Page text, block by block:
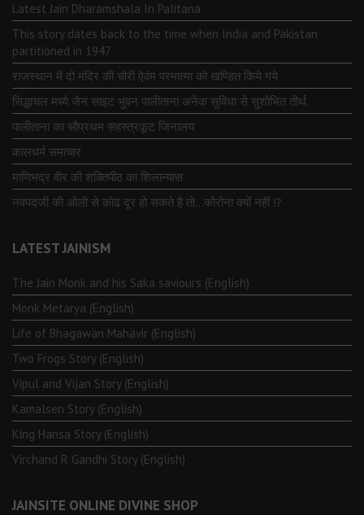
Latest Jain Dharamshala In Palitana
This story dates back to the time when India and Pakistan
partitioned in 1947
राजस्थान में दो मंदिर की चोरी ऐवंम परमात्मा को खण्डित किये गये
सिद्धाचल मध्ये जैन साइट भुवन पालीताना अनेक सुविधा से सुशोभित तीर्थ.
पालीताना का सौप्रथम सहस्त्रकूट जिनालय
कालधर्म समाचार
माणिभद्र वीर की शक्तिपीठ का शिलान्यास
नवपदजी की ओली से कोढ दूर हो सकते है तो…कोरोना क्यों नहीं ⁉️
LATEST JAINISM
The Jain Monk and his Saka saviours (English)
Monk Metarya (English)
Life of Bhagawän Mahävir (English)
Two Frogs Story (English)
Vipul and Vijan Story (English)
Kamalsen Story (English)
King Hansa Story (English)
Virchand R Gandhi Story (English)
JAINSITE ONLINE DIVINE SHOP